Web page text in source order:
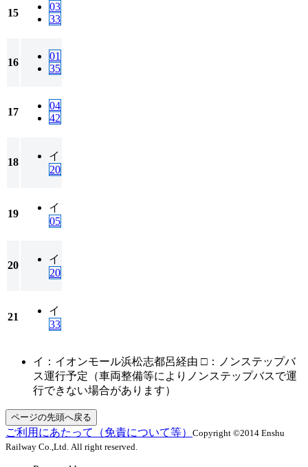
15
03
33
16
01
35
17
04
42
18
イ
20
19
イ
05
20
イ
20
21
イ
33
イ：イオンモール浜松志都呂経由 □：ノンステップバ
ス運行予定（車両整備等によりノンステップバスで運
行できない場合があります）
ページの先頭へ戻る
ご利用にあたって（免責について等） Copyright ©2014 Enshu
Railway Co.,Ltd. All right reserved.